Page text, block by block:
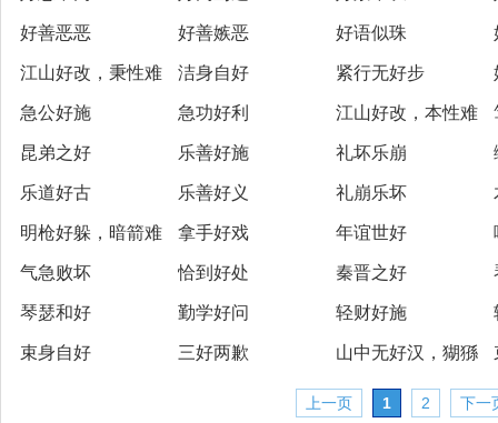
好善恶恶 好善嫉恶 好语似珠
江山好改，秉性难
移
洁身自好 紧行无好步
急公好施 急功好利 江山好改，本性难
移
昆弟之好 乐善好施 礼坏乐崩
乐道好古 乐善好义 礼崩乐坏
明枪好躲，暗箭难
防
拿手好戏 年谊世好
气急败坏 恰到好处 秦晋之好
琴瑟和好 勤学好问 轻财好施
束身自好 三好两歉 山中无好汉，猢猻
称霸王
上一页 1 2 下一